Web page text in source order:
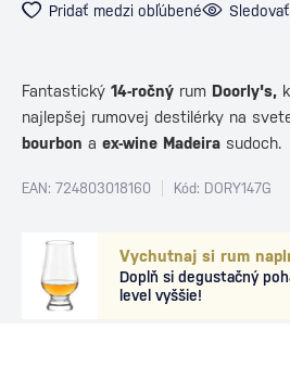
Pridať medzi obľúbené Sledovať
Vychutnaj si rum
Doplň si degustačný
level vyššie!
Fantastický 14-ročný rum Doorly's,
najlepšej rumovej destilérky na
bourbon a ex-wine Madeira sudoch.
EAN: 724803018160 Kód: DORY147G